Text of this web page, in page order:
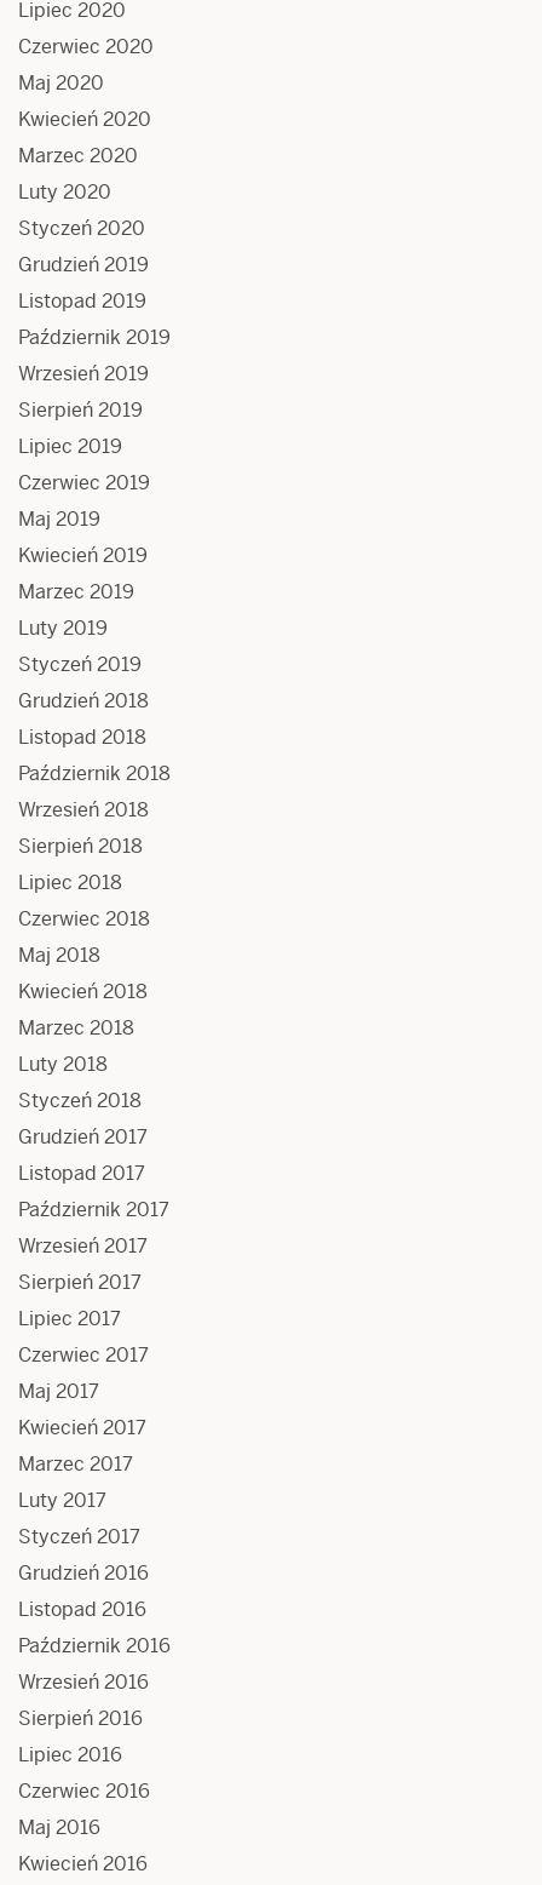
Lipiec 2020
Czerwiec 2020
Maj 2020
Kwiecień 2020
Marzec 2020
Luty 2020
Styczeń 2020
Grudzień 2019
Listopad 2019
Październik 2019
Wrzesień 2019
Sierpień 2019
Lipiec 2019
Czerwiec 2019
Maj 2019
Kwiecień 2019
Marzec 2019
Luty 2019
Styczeń 2019
Grudzień 2018
Listopad 2018
Październik 2018
Wrzesień 2018
Sierpień 2018
Lipiec 2018
Czerwiec 2018
Maj 2018
Kwiecień 2018
Marzec 2018
Luty 2018
Styczeń 2018
Grudzień 2017
Listopad 2017
Październik 2017
Wrzesień 2017
Sierpień 2017
Lipiec 2017
Czerwiec 2017
Maj 2017
Kwiecień 2017
Marzec 2017
Luty 2017
Styczeń 2017
Grudzień 2016
Listopad 2016
Październik 2016
Wrzesień 2016
Sierpień 2016
Lipiec 2016
Czerwiec 2016
Maj 2016
Kwiecień 2016